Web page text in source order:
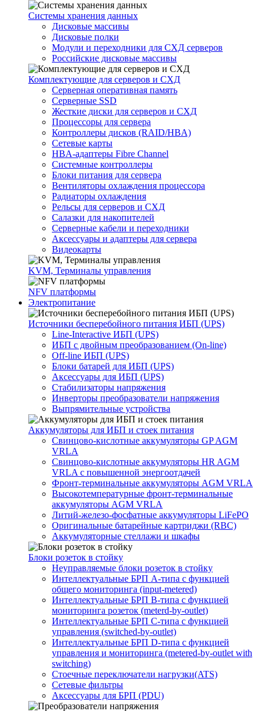
Системы хранения данных
Дисковые массивы
Дисковые полки
Модули и переходники для СХД серверов
Российские дисковые массивы
Комплектующие для серверов и СХД
Серверная оперативная память
Серверные SSD
Жесткие диски для серверов и СХД
Процессоры для сервера
Контроллеры дисков (RAID/HBA)
Сетевые карты
HBA-адаптеры Fibre Channel
Системные контроллеры
Блоки питания для сервера
Вентиляторы охлаждения процессора
Радиаторы охлаждения
Рельсы для серверов и СХД
Салазки для накопителей
Серверные кабели и переходники
Аксессуары и адаптеры для сервера
Видеокарты
KVM, Терминалы управления
NFV платформы
Электропитание
Источники бесперебойного питания ИБП (UPS)
Line-Interactive ИБП (UPS)
ИБП с двойным преобразованием (On-line)
Off-line ИБП (UPS)
Блоки батарей для ИБП (UPS)
Аксессуары для ИБП (UPS)
Стабилизаторы напряжения
Инверторы преобразователи напряжения
Выпрямительные устройства
Аккумуляторы для ИБП и стоек питания
Свинцово-кислотные аккумуляторы GP AGM
VRLA
Свинцово-кислотные аккумуляторы HR AGM
VRLA с повышенной энергоотдачей
Фронт-терминальные аккумуляторы AGM VRLA
Высокотемпературные фронт-терминальные
аккумуляторы AGM VRLA
Литий-железо-фосфатные аккумуляторы LiFePO
Оригинальные батарейные картриджи (RBC)
Аккумуляторные стеллажи и шкафы
Блоки розеток в стойку
Неуправляемые блоки розеток в стойку
Интеллектуальные БРП А-типа с функцией
общего мониторинга (input-metered)
Интеллектуальные БРП B-типа с функцией
мониторинга розеток (meterd-by-outlet)
Интеллектуальные БРП C-типа с функцией
управления (switched-by-outlet)
Интеллектуальные БРП D-типа с функцией
управления и мониторинга (metered-by-outlet with
switching)
Стоечные переключатели нагрузки(ATS)
Сетевые фильтры
Аксессуары для БРП (PDU)